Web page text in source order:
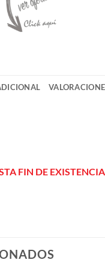
FIN DE EXISTENCIA